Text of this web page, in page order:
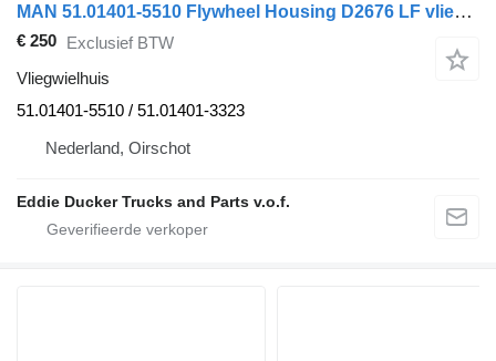
MAN 51.01401-5510 Flywheel Housing D2676 LF vliegwielhuis voor MAN TGS / TGX EURO-6 vrachtwagen
€ 250 Exclusief BTW
Vliegwielhuis
51.01401-5510 / 51.01401-3323
Nederland, Oirschot
Eddie Ducker Trucks and Parts v.o.f.